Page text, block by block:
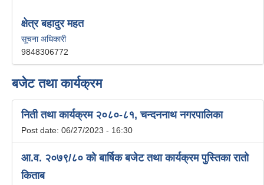
क्षेत्र बहादुर महत
सूचना अधिकारी
9848306772
बजेट तथा कार्यक्रम
निती तथा कार्यक्रम २०८०-८१, चन्दननाथ नगरपालिका
Post date: 06/27/2023 - 16:30
आ.व. २०७९/८० को बार्षिक बजेट तथा कार्यक्रम पुस्तिका रातो
किताब